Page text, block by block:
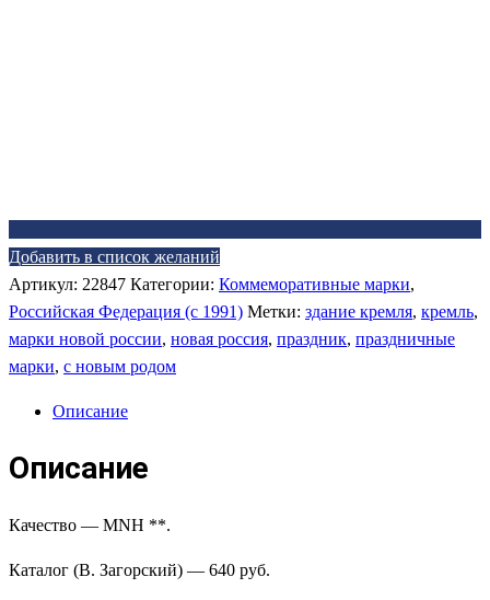
Добавить в список желаний
Артикул: 22847 Категории: Коммеморативные марки,
Российская Федерация (c 1991) Метки: здание кремля, кремль,
марки новой россии, новая россия, праздник, праздничные
марки, с новым родом
Описание
Описание
Качество — MNH **.
Каталог (В. Загорский) — 640 руб.